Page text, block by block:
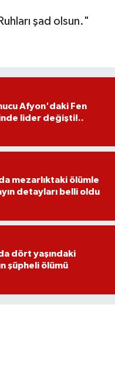
şad olsun."
Afyon'daki Fen
lider değişti!..
mezarlıktaki ölümle
detayları belli oldu
dört yaşındaki
şüpheli ölümü